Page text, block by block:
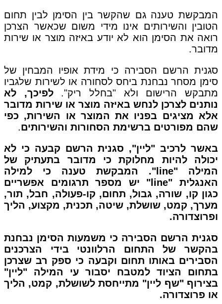
המבקשת טענה גם שהקשר בין הסימן לבין תחום
הטובין והשירותים אינו מידי משום שכאשר הצרכן
רואה את הסימן הוא לא יודע באיזה מוצר או שירות
מדובר.
סגנית הרשם הסבירה כי מידת אופיו המבחין של
סימן מסחר נבחנת ביחס לסחורה או לשירות שלגביו
מתבקש הרישום ולא "בחלל ריק".לפיכך, לא
נותנים לצרכן לנחש באיזה מוצר או שירות מדובר
אלא מציגים בפניו את המוצר או השירות, כפי
שהם מפורטים ברשימת הסחורות והשירותים.
באשר לרכיב "ליין", סגנית הרשם קבעה כי לא
יכולה להיות מחלוקת כי מדובר בתעתיק של
המילה "line". המבקשת טענה כי למילה
האנגלית "line" יש מספר תרגומים אפשריים
כגון קו, שורה, גבול, תחום, קו-פעולה, חבל, תור,
מערך, קמט, שושלת, שיטה, תכנית, מקצוע, הליך
ופרוצדורה.
סגנית הרשם הסבירה כי משמעות הסימן נבחנת
בהקשר של התחום הרלוונטי בידי הצרכנים
הסבירים באותו תחום וקבעה כי ספק רב שצרכן
בתחום הציוד למטבח יסבור עי המילה "ליין"
בצירוף "שף ליין" מתייחסת לשושלת, קמט, הליך
או פרוצדורה.